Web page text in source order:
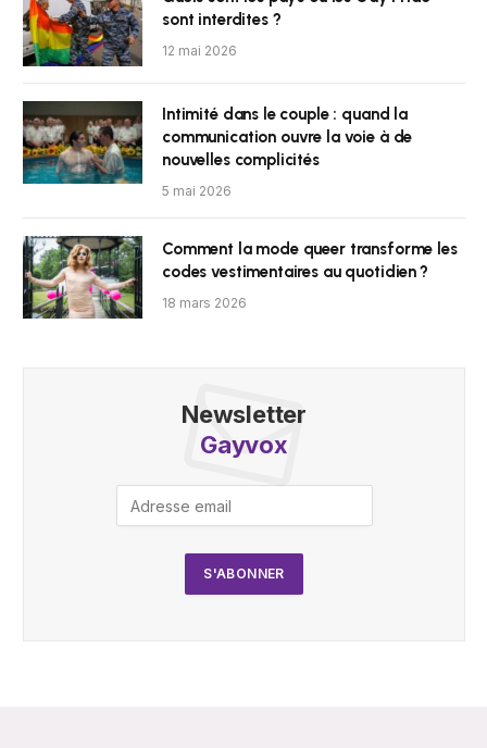
sont interdites ?
12 mai 2026
Intimité dans le couple : quand la
communication ouvre la voie à de
nouvelles complicités
5 mai 2026
Comment la mode queer transforme les
codes vestimentaires au quotidien ?
18 mars 2026
Newsletter
Gayvox